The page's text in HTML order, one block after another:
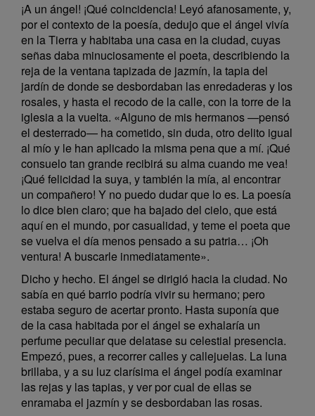
¡A un ángel! ¡Qué coincidencia! Leyó afanosamente, y,
por el contexto de la poesía, dedujo que el ángel vivía
en la Tierra y habitaba una casa en la ciudad, cuyas
señas daba minuciosamente el poeta, describiendo la
reja de la ventana tapizada de jazmín, la tapia del
jardín de donde se desbordaban las enredaderas y los
rosales, y hasta el recodo de la calle, con la torre de la
iglesia a la vuelta. «Alguno de mis hermanos —pensó
el desterrado— ha cometido, sin duda, otro delito igual
al mío y le han aplicado la misma pena que a mí. ¡Qué
consuelo tan grande recibirá su alma cuando me vea!
¡Qué felicidad la suya, y también la mía, al encontrar
un compañero! Y no puedo dudar que lo es. La poesía
lo dice bien claro; que ha bajado del cielo, que está
aquí en el mundo, por casualidad, y teme el poeta que
se vuelva el día menos pensado a su patria… ¡Oh
ventura! A buscarle inmediatamente».
Dicho y hecho. El ángel se dirigió hacia la ciudad. No
sabía en qué barrio podría vivir su hermano; pero
estaba seguro de acertar pronto. Hasta suponía que
de la casa habitada por el ángel se exhalaría un
perfume peculiar que delatase su celestial presencia.
Empezó, pues, a recorrer calles y callejuelas. La luna
brillaba, y a su luz clarísima el ángel podía examinar
las rejas y las tapias, y ver por cual de ellas se
enramaba el jazmín y se desbordaban las rosas.